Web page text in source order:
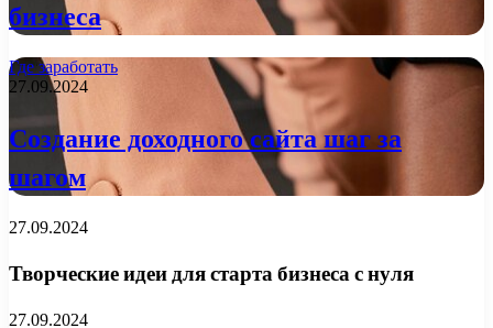
бизнеса
Где заработать
27.09.2024
Создание доходного сайта шаг за
шагом
27.09.2024
Творческие идеи для старта бизнеса с нуля
27.09.2024